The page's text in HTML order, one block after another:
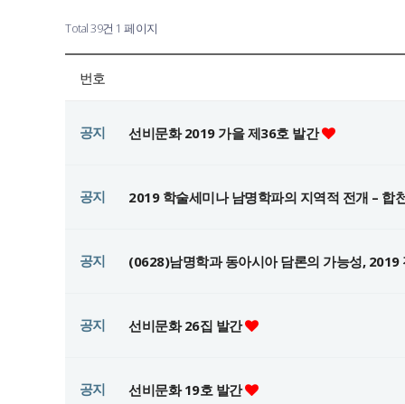
Total 39건 1 페이지
번호
공지 선비문화 2019 가을 제36호 발간
공지 2019 학술세미나 남명학파의 지역적 전개 –
공지 (0628)남명학과 동아시아 담론의 가능성,
공지 선비문화 26집 발간
공지 선비문화 19호 발간